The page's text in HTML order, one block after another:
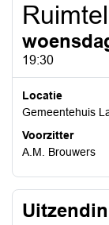
19:30
Locatie
Gemeentehuis
Voorzitter
A.M. Brouwers